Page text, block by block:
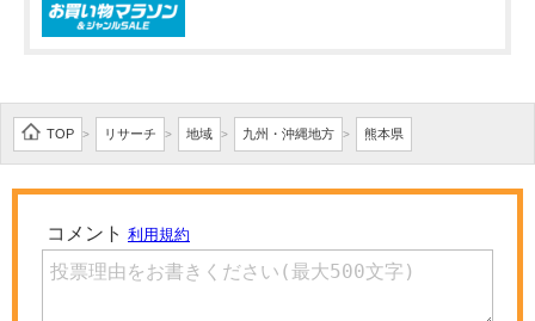
TOP > リサーチ > 地域 > 九州・沖縄地方 > 熊本県